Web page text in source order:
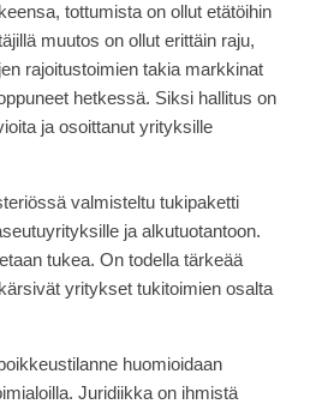
tottumista on ollut etätöihin
muutos on ollut erittäin raju,
rajoitustoimien takia markkinat
hetkessä. Siksi hallitus on
ja osoittanut yrityksille
valmisteltu tukipaketti
ja alkutuotantoon.
tukea. On todella tärkeää
yritykset tukitoimien osalta
huomioidaan
Juridiikka on ihmistä